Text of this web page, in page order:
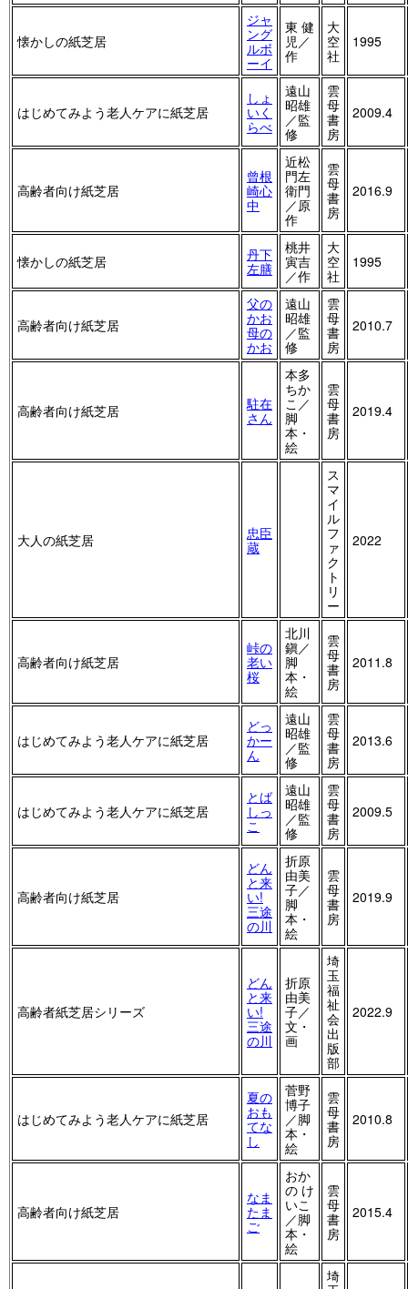
懐かしの紙芝居
ジャ
ング
ルボ
ーイ
東 健
児／
作
大
空
社
1995
はじめてみよう老人ケアに紙芝居
しょ
いく
らべ
遠山
昭雄
／監
修
雲
母
書
房
2009.4
高齢者向け紙芝居
曾根
崎心
中
近松
門左
衛門
／原
作
雲
母
書
房
2016.9
懐かしの紙芝居
丹下
左膳
桃井
寅吉
／作
大
空
社
1995
高齢者向け紙芝居
父の
かお
母の
かお
遠山
昭雄
／監
修
雲
母
書
房
2010.7
高齢者向け紙芝居
駐在
さん
本多
ちか
こ／
脚
本・
絵
雲
母
書
房
2019.4
大人の紙芝居
忠臣
蔵
ス
マ
イ
ル
フ
ァ
ク
ト
リ
ー
2022
高齢者向け紙芝居
峠の
老い
桜
北川
鎭／
脚
本・
絵
雲
母
書
房
2011.8
はじめてみよう老人ケアに紙芝居
どっ
かー
ん
遠山
昭雄
／監
修
雲
母
書
房
2013.6
はじめてみよう老人ケアに紙芝居
とば
しっ
こ
遠山
昭雄
／監
修
雲
母
書
房
2009.5
高齢者向け紙芝居
どん
と来
い!
三途
の川
折原
由美
子／
脚
本・
絵
雲
母
書
房
2019.9
高齢者紙芝居シリーズ
どん
と来
い!
三途
の川
折原
由美
子／
文・
画
埼
玉
福
祉
会
出
版
部
2022.9
はじめてみよう老人ケアに紙芝居
夏の
おも
てな
し
菅野
博子
／脚
本・
絵
雲
母
書
房
2010.8
高齢者向け紙芝居
なま
たま
ご
おか
の け
いこ
／脚
本・
絵
雲
母
書
房
2015.4
埼